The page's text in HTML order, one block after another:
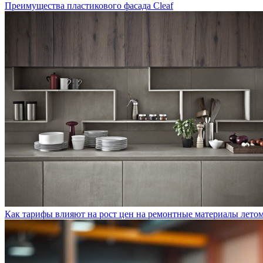
Преимущества пластикового фасада Cleaf
Как тарифы влияют на рост цен на ремонтные материалы